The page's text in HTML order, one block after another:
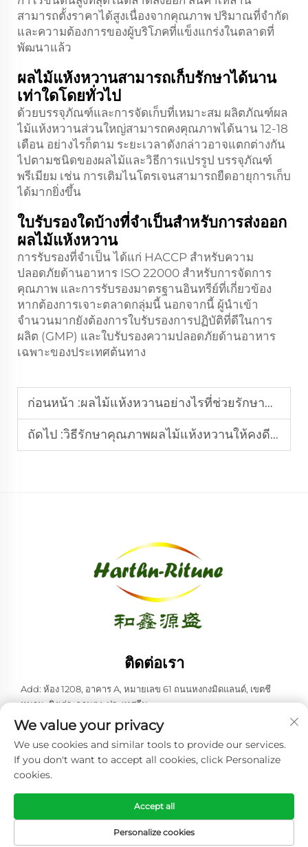
สามารถตั้งราคาได้สูงเนื่องจากคุณภาพ ปริมาณที่จำกัด
และความต้องการของผู้บริโภคที่แข็งแกร่งในตลาดที่
พัฒนาแล้ว
ผลไม้แห้งหวานสามารถเก็บรักษาได้นาน
เท่าใดโดยทั่วไป
ด้วยบรรจุภัณฑ์และการจัดเก็บที่เหมาะสม ผลิตภัณฑ์ผล
ไม้แห้งหวานส่วนใหญ่สามารถคงคุณภาพได้นาน 12-18
เดือน อย่างไรก็ตาม ระยะเวลาดังกล่าวอาจแตกต่างกัน
ไปตามชนิดของผลไม้และวิธีการแปรรูป บรรจุภัณฑ์
พรีเมียม เช่น การเติมไนโตรเจนสามารถยืดอายุการเก็บ
ได้มากยิ่งขึ้น
ใบรับรองใดบ้างที่จำเป็นสำหรับการส่งออก
ผลไม้แห้งหวาน
การรับรองที่จำเป็น ได้แก่ HACCP สำหรับความ
ปลอดภัยด้านอาหาร ISO 22000 สำหรับการจัดการ
คุณภาพ และการรับรองมาตรฐานอินทรีย์ที่เกี่ยวข้อง
หากต้องการเจาะตลาดกลุ่มนี้ นอกจากนี้ ผู้นำเข้า
จำนวนมากยังต้องการใบรับรองการปฏิบัติที่ดีในการ
ผลิต (GMP) และใบรับรองความปลอดภัยด้านอาหาร
เฉพาะของประเทศต้นทาง
ก่อนหน้า :ผลไม้แห้งหวานอย่างไรที่ช่วยรักษามาตรฐานให้กับผู้ค้าปลีกระดับโลก
ถัดไป :วิธีรักษาคุณภาพผลไม้แห้งหวานให้คงดีไว้ในการจัดเก็บจำนวนมาก
ติดต่อเรา
Add: ห้อง 1208, อาคาร A, หมายเลข 61 ถนนหงกงมิดแลนด์, เขตชี
หนาน, ชิงเต่า, ฉานตง, ประเทศจีน
โทรศัพท์: +86-53285879528
อีเมล:[email protected]
สงวนลิขสิทธิ์ © 2025 บริษัท ชิงเต่า ฮาร์ทเนอร์ทูน คอร์ป., จำกัด สิทธิ์
นโยบายความเป็นส่วนตัว
We value your privacy
We use cookies and similar tools to provide our services.
If you don't want to accept all cookies, click Personalize
cookies.
Personalize cookies
Accept all